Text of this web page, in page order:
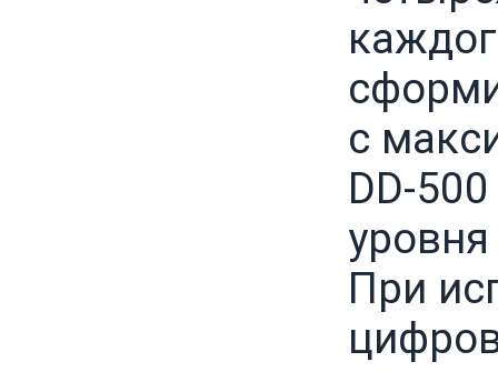
с
DD-
При